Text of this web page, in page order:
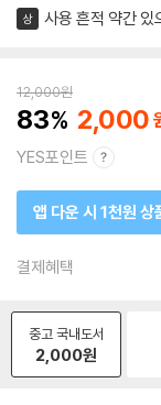
상 사용 흔적 약간 있
12,000원
83 2,000
YES포인트
앱 다운 시 1천원 상
결제혜택
중고 국내도서
2,000원